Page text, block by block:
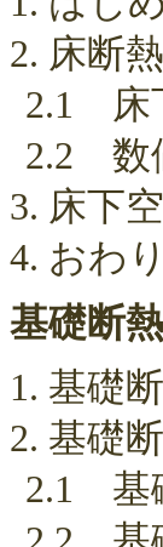
2. 床断
2.1 床
2.2 数
3. 床下
4. おわ
基礎断
1. 基礎
2. 基礎
2.1 基